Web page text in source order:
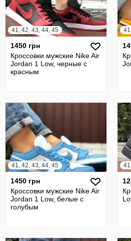
41, 42, 43, 44, 45
1450 грн
Кроссовки мужские Nike Air
Jordan 1 Low, черные с
красным
41, 42, 43, 44, 45
1450 грн
Кроссовки мужские Nike Air
Jordan 1 Low, белые с
голубым